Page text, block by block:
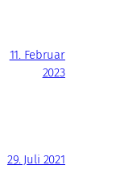
11. Februar
2023
29. Juli 2021